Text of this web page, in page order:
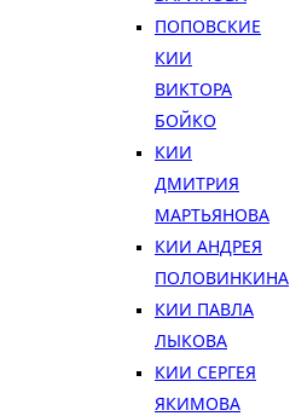
ПОПОВСКИЕ
КИИ
ВИКТОРА
БОЙКО
КИИ
ДМИТРИЯ
МАРТЬЯНОВА
КИИ АНДРЕЯ
ПОЛОВИНКИНА
КИИ ПАВЛА
ЛЫКОВА
КИИ СЕРГЕЯ
ЯКИМОВА